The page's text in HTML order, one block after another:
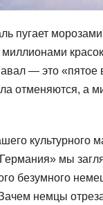
пугает
миллионами
— это «пятое
отменяются, а
культурного
мы
безумного
немцы